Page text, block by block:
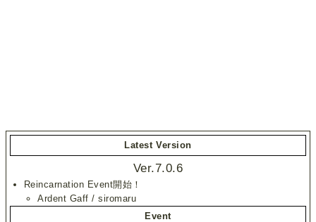
Latest Version
Ver.7.0.6
Reincarnation Event開始！
Ardent Gaff / siromaru
Event